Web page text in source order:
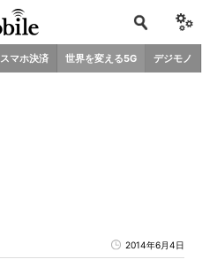
スマホ決済 世界を変える5G デジモノ
2014年6月4日